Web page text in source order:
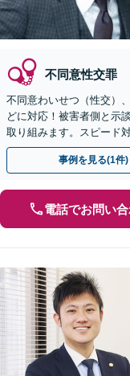
不同意性交罪
不同意わいせつ（性交）
どに対応！被害者側と示
取り組みます。スピード
夜間対応】【女学院前駅
事例を見る(1件)
電話でお問い